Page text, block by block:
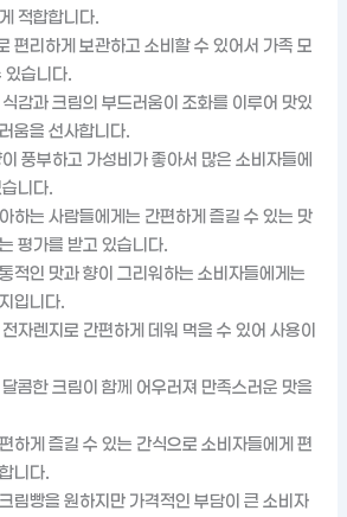
적합합니다.
편리하게 보관하고 소비할 수 있어서 가족 모
있습니다.
감과 크림의 부드러움이 조화를 이루어 맛있
움을 선사합니다.
풍부하고 가성비가 좋아서 많은 소비자들에
니다.
하는 사람들에게는 간편하게 즐길 수 있는 맛
평가를 받고 있습니다.
적인 맛과 향이 그리워하는 소비자들에게는
입니다.
자렌지로 간편하게 데워 먹을 수 있어 사용이
콤한 크림이 함께 어우러져 만족스러운 맛을
하게 즐길 수 있는 간식으로 소비자들에게 편
니다.
림빵을 원하지만 가격적인 부담이 큰 소비자